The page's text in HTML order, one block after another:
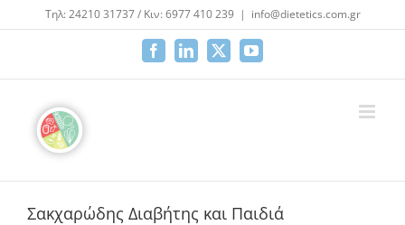
Μετάβαση
στο
Τηλ: 24210 31737 / Κιν: 6977 410 239 | info@dietetics.com.gr
FacebookLinkedIn
X YouTube
Σακχαρώδης Διαβήτης και Παιδιά